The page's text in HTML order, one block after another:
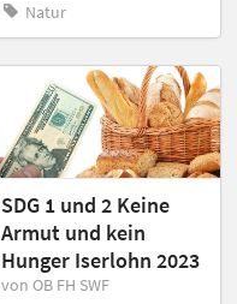
Natur
SDG 1 und 2 Keine
Armut und kein
Hunger Iserlohn 2023
von OB FH SWF